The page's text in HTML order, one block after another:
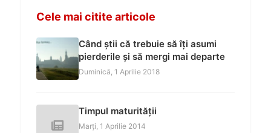
Cele mai citite articole
Când știi că trebuie să îți asumi
pierderile și să mergi mai departe
Duminică, 1 Aprilie 2018
Timpul maturității
Marți, 1 Aprilie 2014